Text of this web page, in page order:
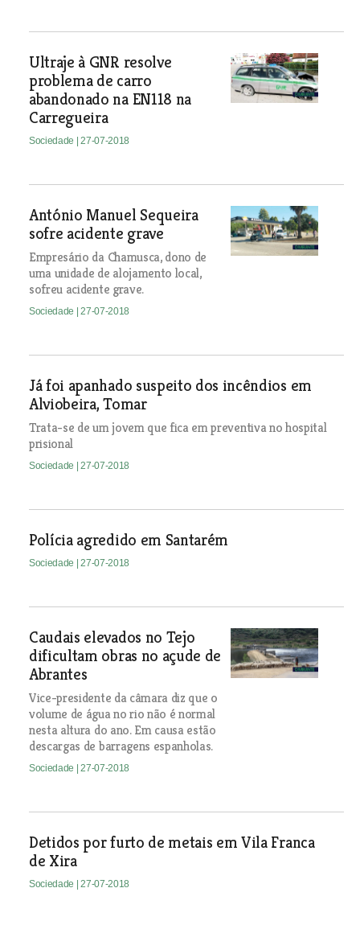
Ultraje à GNR resolve
problema de carro
abandonado na EN118 na
Carregueira
Sociedade | 27-07-2018
António Manuel Sequeira
sofre acidente grave
Empresário da Chamusca, dono de
uma unidade de alojamento local,
sofreu acidente grave.
Sociedade | 27-07-2018
Já foi apanhado suspeito dos incêndios em
Alviobeira, Tomar
Trata-se de um jovem que fica em preventiva no hospital
prisional
Sociedade | 27-07-2018
Polícia agredido em Santarém
Sociedade | 27-07-2018
Caudais elevados no Tejo
dificultam obras no açude de
Abrantes
Vice-presidente da câmara diz que o
volume de água no rio não é normal
nesta altura do ano. Em causa estão
descargas de barragens espanholas.
Sociedade | 27-07-2018
Detidos por furto de metais em Vila Franca
de Xira
Sociedade | 27-07-2018